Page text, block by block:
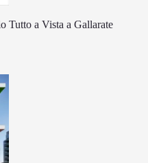
Tutto a Vista a Gallarate